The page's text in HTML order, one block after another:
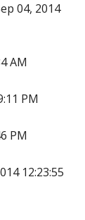
04, 2014
AM
PM
PM
12:23:55